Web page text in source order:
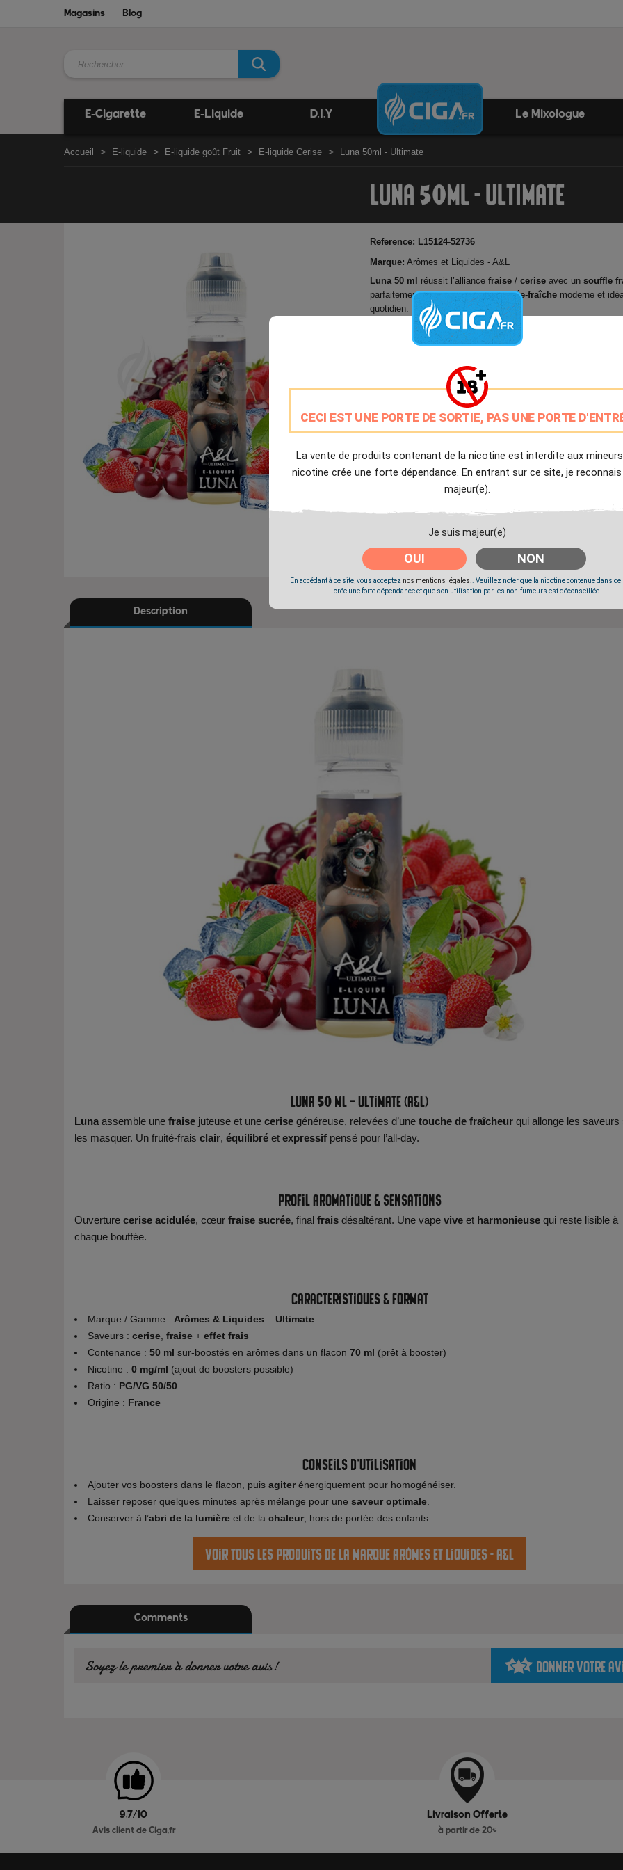
CECI EST UNE PORTE DE SORTIE, PAS UNE PORTE
La vente de produits contenant de la nicotine est interdite aux
nicotine crée une forte dépendance. En entrant sur ce site, je
majeur(e).
Je suis majeur(e)
OUI NON
En accédant à ce site, vous acceptez nos mentions légales.
. Veuillez noter que la nicotine contenue dans
crée une forte dépendance et que son utilisation par les non-fumeurs est déconseillée.
Magasins Blog
E-Cigarette E-Liquide D.I.Y Le Mixologue
Accueil E-liquide E-liquide goût Fruit E-liquide Cerise Luna 50ml - Ultimate
LUNA 50ML - ULTIMATE
Reference: L15124-52736
Marque: Arômes et Liquides - A&L
Luna 50 ml
réussit l’alliancefraise /cerise avec unsouffle
parfaitement dosé : une recettefruitée-fraîche moderne et
quotidien.
9.7/10
Livraison Offerte
à partir de 20€
Expédition Immédiate
Partager
Description
Luna 50 ml – Ultimate (A&L)
Luna assemble une fraise juteuse et une cerise généreuse, relevées d’une touche de fraîcheur qui allonge les saveurs
les masquer. Un fruité-frais clair, équilibré et expressif pensé pour l’all-day.
Profil aromatique & sensations
Ouverture cerise acidulée, cœur fraise sucrée, final frais désaltérant. Une vape vive et harmonieuse qui reste lisible à
chaque bouffée.
Caractéristiques & format
Marque / Gamme : Arômes & Liquides – Ultimate
Saveurs : cerise fraise + effet frais
Contenance : 50 ml sur-boostés en arômes dans un flacon 70 ml (prêt à booster)
Nicotine : 0 mg/ml (ajout de boosters possible)
Ratio : PG/VG 50/50
Origine : France
Conseils d’utilisation
Ajouter vos boosters dans le flacon, puis agiterénergiquement pour homogénéiser.
Laisser reposer quelques minutes après mélange pour une saveur optimale
Conserver à l’abri de la lumière et de la chaleur, hors de portée des enfants.
Voir tous les produits de la marque Arômes et Liquides - A&L
Comments
Soyez le premier à donner votre avis! Donner votre
9.7/10
Avis client de Ciga.fr
Livraison Offerte
à partir de 20€